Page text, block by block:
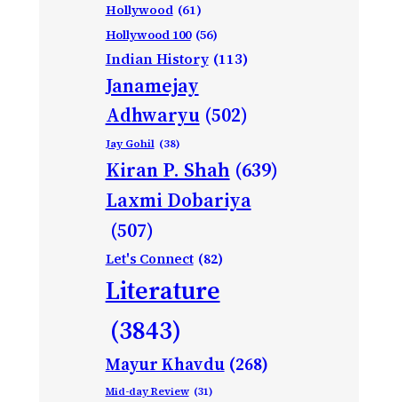
Hollywood (61)
Hollywood 100 (56)
Indian History (113)
Janamejay
Adhwaryu (502)
Jay Gohil (38)
Kiran P. Shah (639)
Laxmi Dobariya
(507)
Let's Connect (82)
Literature
(3843)
Mayur Khavdu (268)
Mid-day Review (31)